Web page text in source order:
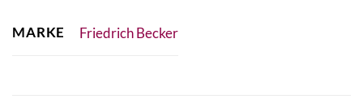
MARKE Friedrich Becker